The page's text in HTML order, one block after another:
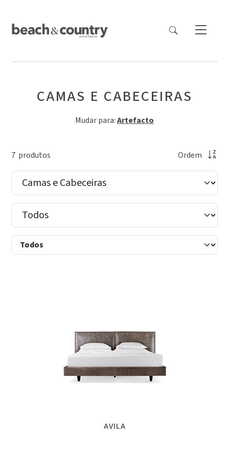
CAMAS E CABECEIRAS
Mudar para:Artefacto
7 produtos Ordem
AVILA